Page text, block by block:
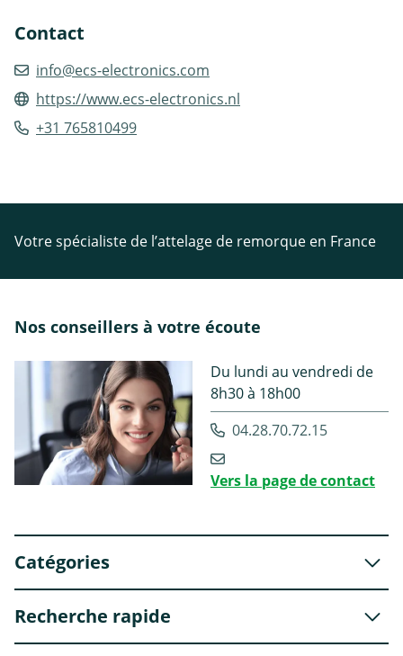
Contact
info@ecs-electronics.com
https://www.ecs-electronics.nl
+31 765810499
Votre spécialiste de l’attelage de remorque en France
Nos conseillers à votre écoute
Du lundi au vendredi de
8h30 à 18h00
04.28.70.72.15
Vers la page de contact
Catégories
Recherche rapide